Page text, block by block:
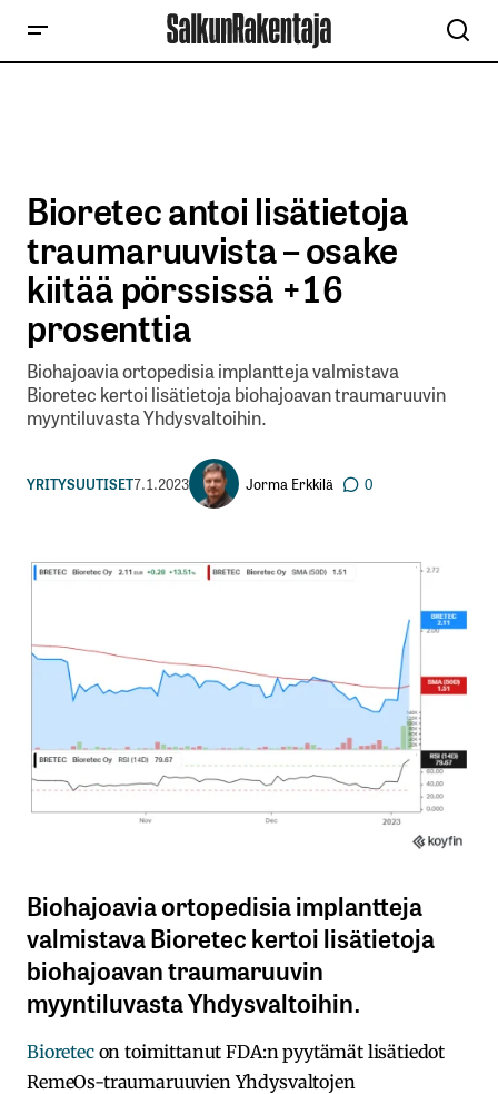
Bioretec antoi lisätietoja
traumaruuvista – osake
kiitää pörssissä +16
prosenttia
Biohajoavia ortopedisia implantteja valmistava
Bioretec kertoi lisätietoja biohajoavan traumaruuvin
myyntiluvasta Yhdysvaltoihin.
YRITYSUUTISET7.1.2023 Jorma Erkkilä 0
Biohajoavia ortopedisia implantteja
valmistava Bioretec kertoi lisätietoja
biohajoavan traumaruuvin
myyntiluvasta Yhdysvaltoihin.
Bioretecon toimittanut FDA:n pyytämät lisätiedot
RemeOs-traumaruuvien Yhdysvaltojen